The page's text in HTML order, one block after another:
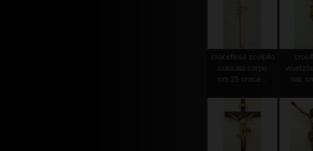
crocefisso scolpito
colorato corpo
cm.25 croce...
nat.